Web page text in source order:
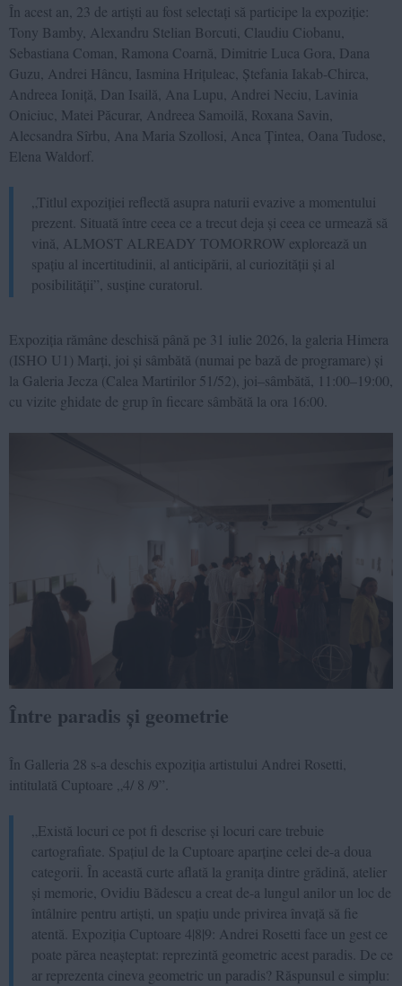
În acest an, 23 de artiști au fost selectați să participe la expoziție:
Tony Bamby, Alexandru Stelian Borcuti, Claudiu Ciobanu,
Sebastiana Coman, Ramona Coarnă, Dimitrie Luca Gora, Dana
Guzu, Andrei Hâncu, Iasmina Hrițuleac, Ștefania Iakab-Chirca,
Andreea Ioniță, Dan Isailă, Ana Lupu, Andrei Neciu, Lavinia
Oniciuc, Matei Păcurar, Andreea Samoilă, Roxana Savin,
Alecsandra Sîrbu, Ana Maria Szollosi, Anca Țintea, Oana Tudose,
Elena Waldorf.
„Titlul expoziției reflectă asupra naturii evazive a momentului
prezent. Situată între ceea ce a trecut deja și ceea ce urmează să
vină, ALMOST ALREADY TOMORROW explorează un
spațiu al incertitudinii, al anticipării, al curiozității și al
posibilității”, susține curatorul.
Expoziția rămâne deschisă până pe 31 iulie 2026, la galeria Himera
(ISHO U1) Marți, joi și sâmbătă (numai pe bază de programare) și
la Galeria Jecza (Calea Martirilor 51/52), joi–sâmbătă, 11:00–19:00,
cu vizite ghidate de grup în fiecare sâmbătă la ora 16:00.
Între paradis și geometrie
În Galleria 28 s-a deschis expoziția artistului Andrei Rosetti,
intitulată Cuptoare „4/ 8 /9”.
„Există locuri ce pot fi descrise și locuri care trebuie
cartografiate. Spațiul de la Cuptoare aparține celei de-a doua
categorii. În această curte aflată la granița dintre grădină, atelier
și memorie, Ovidiu Bădescu a creat de-a lungul anilor un loc de
întâlnire pentru artiști, un spațiu unde privirea învață să fie
atentă. Expoziția Cuptoare 4|8|9: Andrei Rosetti face un gest ce
poate părea neașteptat: reprezintă geometric acest paradis. De ce
ar reprezenta cineva geometric un paradis? Răspunsul e simplu: